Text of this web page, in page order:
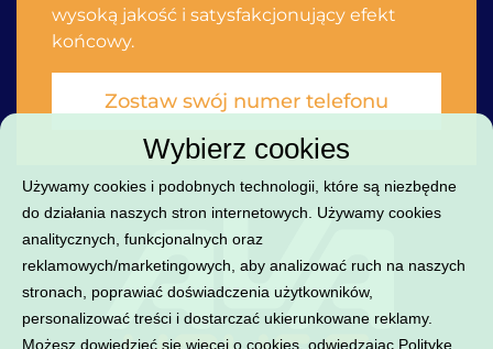
wysoką jakość i satysfakсjonujący efekt
końcowy.
Zostaw swój numer telefonu
Wybierz cookies
Używamy cookies i podobnych technologii, które są niezbędne
do działania naszych stron internetowych. Używamy cookies
analitycznych, funkcjonalnych oraz
reklamowych/marketingowych, aby analizować ruch na naszych
stronach, poprawiać doświadczenia użytkowników,
personalizować treści i dostarczać ukierunkowane reklamy.
Możesz dowiedzieć się więcej o cookies, odwiedzając Politykę